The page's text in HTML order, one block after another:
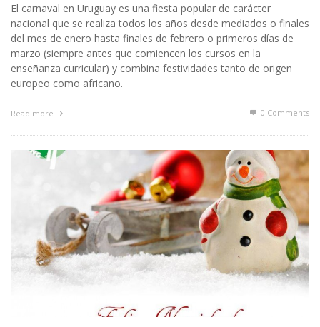
El carnaval en Uruguay es una fiesta popular de carácter
nacional que se realiza todos los años desde mediados o finales
del mes de enero hasta finales de febrero o primeros días de
marzo (siempre antes que comiencen los cursos en la
enseñanza curricular) y combina festividades tanto de origen
europeo como africano.
Read more 0 Comments